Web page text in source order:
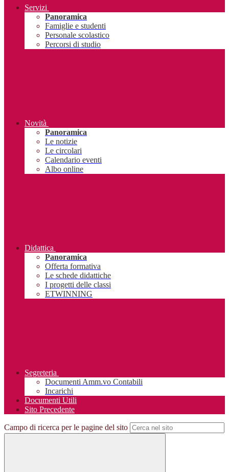
Servizi
Panoramica
Famiglie e studenti
Personale scolastico
Percorsi di studio
Novità
Panoramica
Le notizie
Le circolari
Calendario eventi
Albo online
Didattica
Panoramica
Offerta formativa
Le schede didattiche
I progetti delle classi
ETWINNING
Segreteria
Documenti Amm.vo Contabili
Incarichi
Documenti Utili
Sito Precedente
Campo di ricerca per le pagine del sito